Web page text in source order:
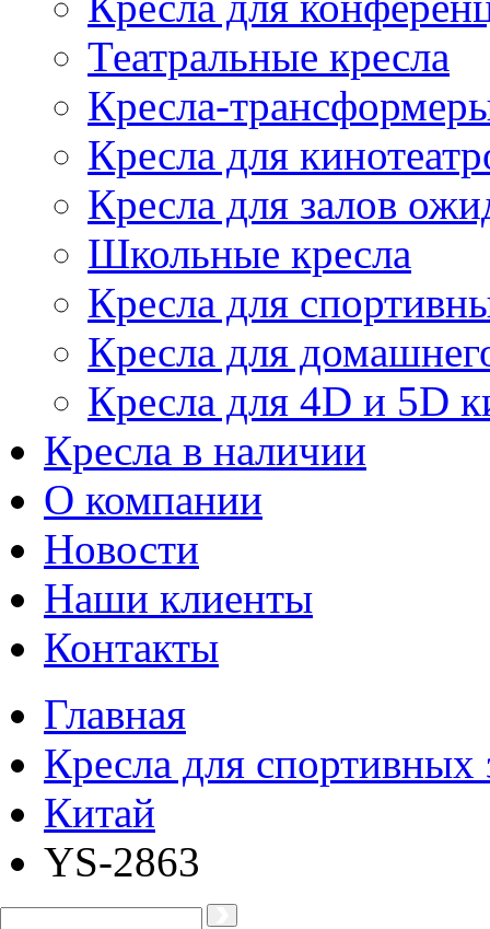
Театральные кресла
Кресла-
Кресла для
Кресла для залов
Школьные кресла
Кресла для
Кресла для
Кресла для 4D и 5D
Кресла в наличии
О компании
Новости
Наши клиенты
Контакты
Главная
Кресла для спортивных
Китай
YS-2863